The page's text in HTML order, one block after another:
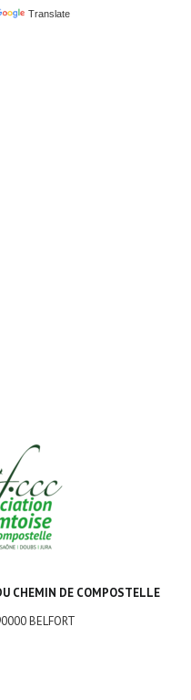
Translate
CHEMIN DE COMPOSTELLE
BELFORT